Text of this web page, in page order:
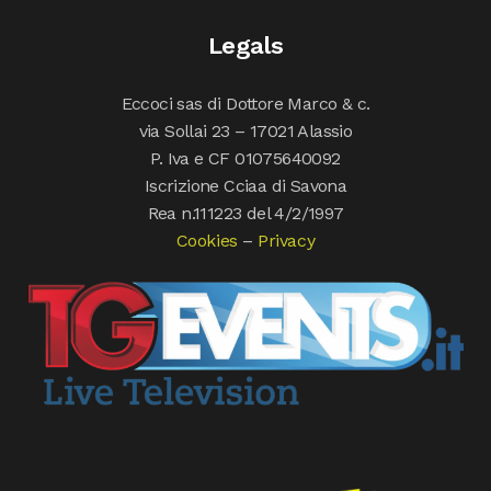
Legals
Eccoci sas di Dottore Marco & c.
via Sollai 23 – 17021 Alassio
P. Iva e CF 01075640092
Iscrizione Cciaa di Savona
Rea n.111223 del 4/2/1997
Cookies – Privacy